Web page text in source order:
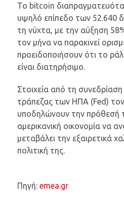
To bitcoin
υψηλό επίπεδο των 52.640
τη νύχτα, με την αύξηση
τον μήνα να παρακινεί
προειδοποιήσουν ότι το
είναι διατηρήσιμο.
Στοιχεία από τη συνεδρίαση
τράπεζας των ΗΠΑ (Fed)
υποδηλώνουν την πρόθεσή
αμερικανική οικονομία να
μεταβάλει την εξαιρετικά
πολιτική της.
Πηγή: emea.gr